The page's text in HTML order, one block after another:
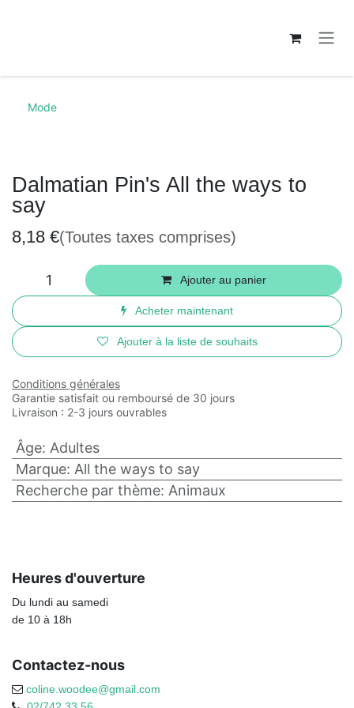
Mode
Dalmatian Pin's All the ways to
say
8,18 €(Toutes taxes comprises)
Ajouter au panier
Acheter maintenant
Ajouter à la liste de souhaits
Conditions générales
Garantie satisfait ou remboursé de 30 jours
Livraison : 2-3 jours ouvrables
Âge: Adultes
Marque: All the ways to say
Recherche par thème: Animaux
Heures d'ouverture
Du lundi au samedi
de 10 à 18h
Contactez-nous
coline.woodee@gmail.com